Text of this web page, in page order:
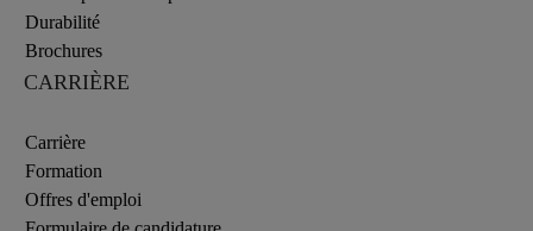
Durabilité
Brochures
CARRIÈRE
Carrière
Formation
Offres d'emploi